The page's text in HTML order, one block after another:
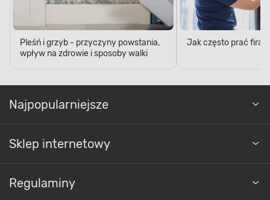
Pleśń i grzyb - przyczyny powstania,
wpływ na zdrowie i sposoby walki
Jak często prać
Najpopularniejsze
Sklep internetowy
Regulaminy